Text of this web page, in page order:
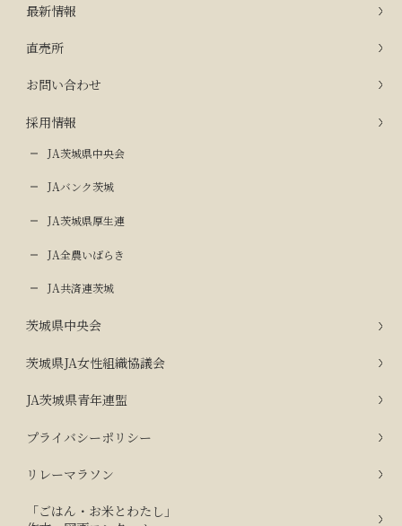
最新情報
直売所
お問い合わせ
採用情報
JA茨城県中央会
JAバンク茨城
JA茨城県厚生連
JA全農いばらき
JA共済連茨城
茨城県中央会
茨城県JA女性組織協議会
JA茨城県青年連盟
プライバシーポリシー
リレーマラソン
「ごはん・お米とわたし」